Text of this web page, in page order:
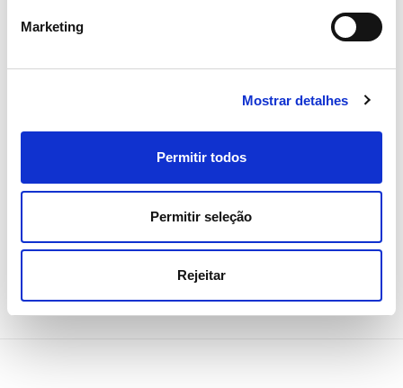
Marketing
Mostrar detalhes
Permitir todos
Permitir seleção
Rejeitar
15 ABRIL 2026